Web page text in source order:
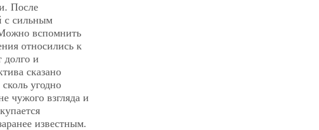
После
с сильным
вспомнить
относились к
долго и
сказано
угодно
чужого взгляда и
известным.